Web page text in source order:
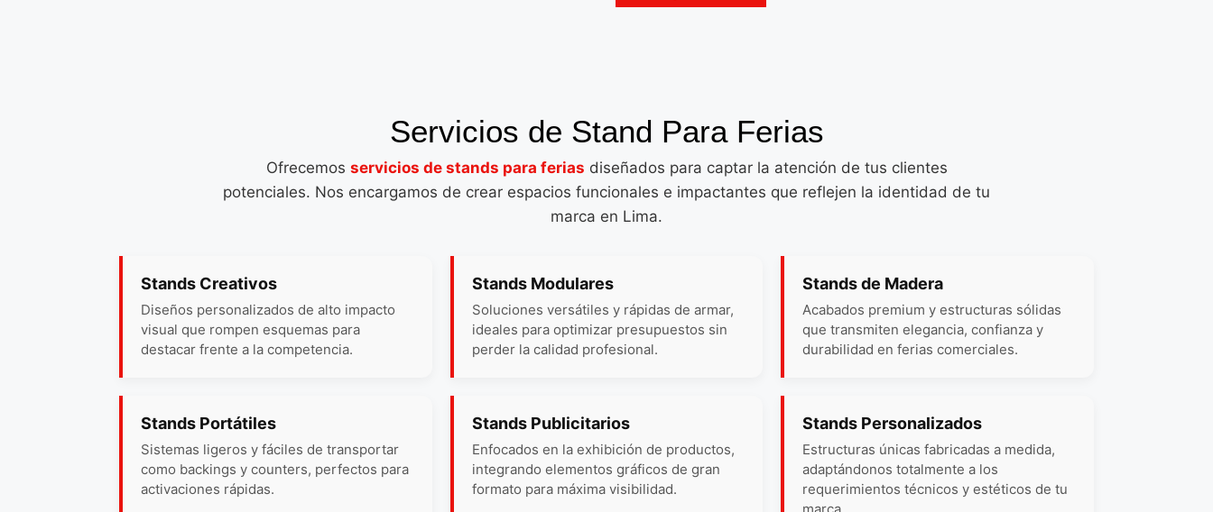
Servicios de Stand Para Ferias
Ofrecemos servicios de stands para ferias diseñados para captar la atención de tus clientes
potenciales. Nos encargamos de crear espacios funcionales e impactantes que reflejen la identidad de tu
marca en Lima.
Stands Creativos
Diseños personalizados de alto impacto
visual que rompen esquemas para
destacar frente a la competencia.
Stands Modulares
Soluciones versátiles y rápidas de armar,
ideales para optimizar presupuestos sin
perder la calidad profesional.
Stands de Madera
Acabados premium y estructuras sólidas
que transmiten elegancia, confianza y
durabilidad en ferias comerciales.
Stands Portátiles
Sistemas ligeros y fáciles de transportar
como backings y counters, perfectos para
activaciones rápidas.
Stands Publicitarios
Enfocados en la exhibición de productos,
integrando elementos gráficos de gran
formato para máxima visibilidad.
Stands Personalizados
Estructuras únicas fabricadas a medida,
adaptándonos totalmente a los
requerimientos técnicos y estéticos de tu